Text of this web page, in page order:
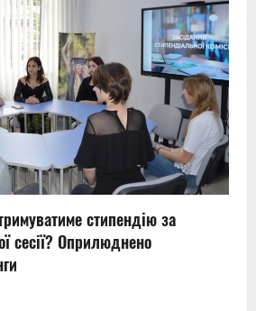
стипендію за
сесії? Оприлюднено